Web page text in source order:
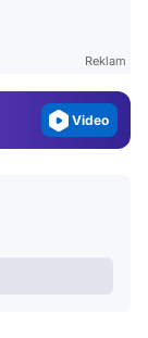
Reklam
Video